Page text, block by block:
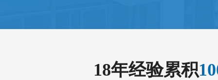
18年经验累积